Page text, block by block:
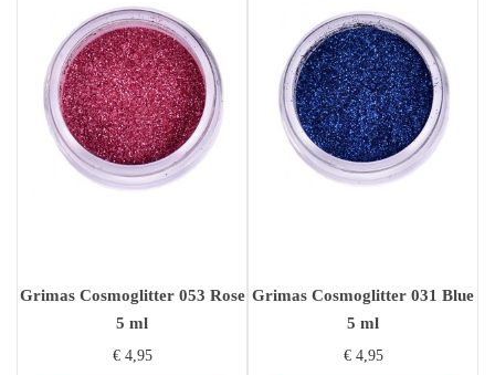
Grimas Cosmoglitter 053 Rose
5 ml
€ 4,95
Grimas Cosmoglitter 031 Blue
5 ml
€ 4,95